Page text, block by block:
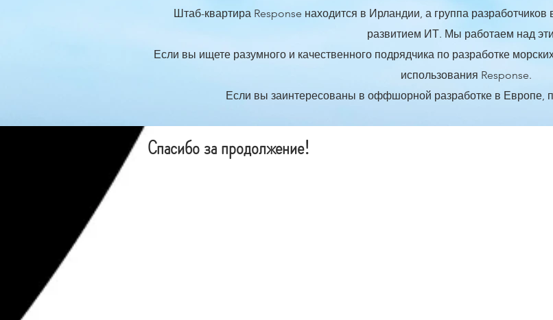
Штаб-квартира Response находится в Ирландии, а группа
развитием ИТ. Мы работаем над
Если вы ищете разумного и качественного подрядчика по разработке
использования Response.
Если вы заинтересованы в оффшорной разработке в Европе,
Спасибо за продолжение!